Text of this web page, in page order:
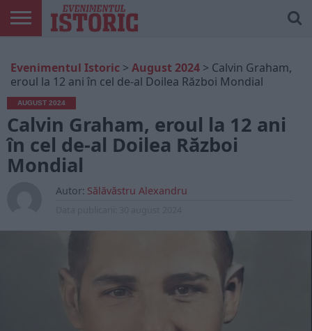
ONLINE
EDIȚII
TIPĂRITE
ISTORIC
PLAY
CONTUL
MEU
Evenimentul Istoric > August 2024 > Calvin Graham,
eroul la 12 ani în cel de-al Doilea Război Mondial
AUGUST 2024
Calvin Graham, eroul la 12 ani
în cel de-al Doilea Război
Mondial
Autor: Sălăvăstru Alexandru